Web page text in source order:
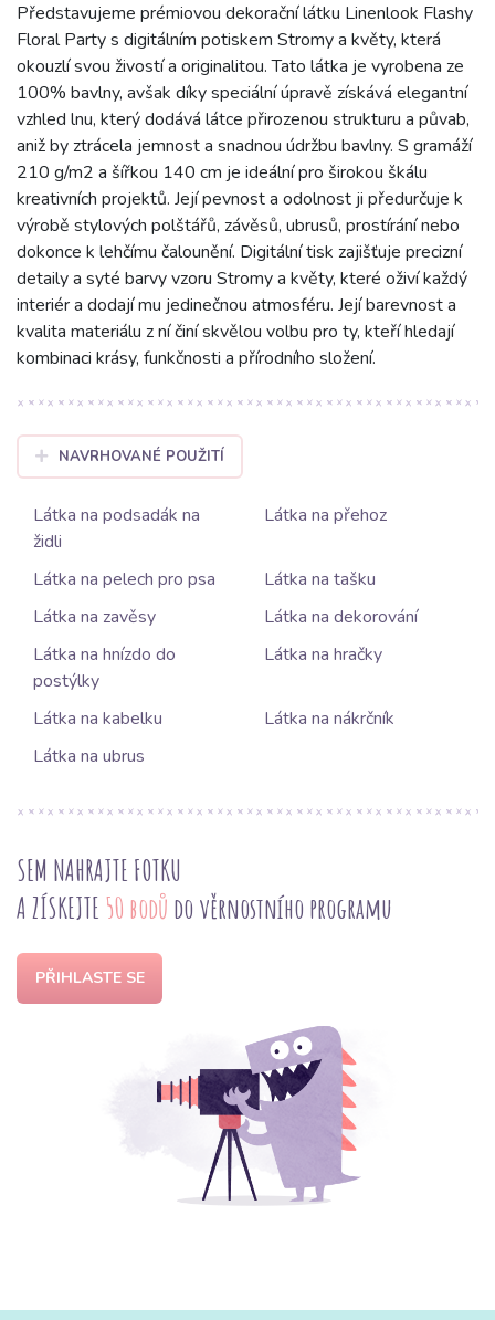
Představujeme prémiovou dekorační látku Linenlook Flashy
Floral Party s digitálním potiskem Stromy a květy, která
okouzlí svou živostí a originalitou. Tato látka je vyrobena ze
100% bavlny, avšak díky speciální úpravě získává elegantní
vzhled lnu, který dodává látce přirozenou strukturu a půvab,
aniž by ztrácela jemnost a snadnou údržbu bavlny. S gramáží
210 g/m2 a šířkou 140 cm je ideální pro širokou škálu
kreativních projektů. Její pevnost a odolnost ji předurčuje k
výrobě stylových polštářů, závěsů, ubrusů, prostírání nebo
dokonce k lehčímu čalounění. Digitální tisk zajišťuje precizní
detaily a syté barvy vzoru Stromy a květy, které oživí každý
interiér a dodají mu jedinečnou atmosféru. Její barevnost a
kvalita materiálu z ní činí skvělou volbu pro ty, kteří hledají
kombinaci krásy, funkčnosti a přírodního složení.
NAVRHOVANÉ POUŽITÍ
Látka na podsadák na
židli
Látka na přehoz
Látka na pelech pro psa
Látka na tašku
Látka na zavěsy
Látka na dekorování
Látka na hnízdo do
postýlky
Látka na hračky
Látka na kabelku
Látka na nákrčník
Látka na ubrus
SEM NAHRAJTE FOTKU
A ZÍSKEJTE 50 bodů do věrnostního programu
PŘIHLASTE SE